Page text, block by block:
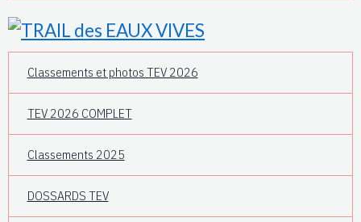
Classements et photos TEV 2026
TEV 2026 COMPLET
Classements 2025
DOSSARDS TEV